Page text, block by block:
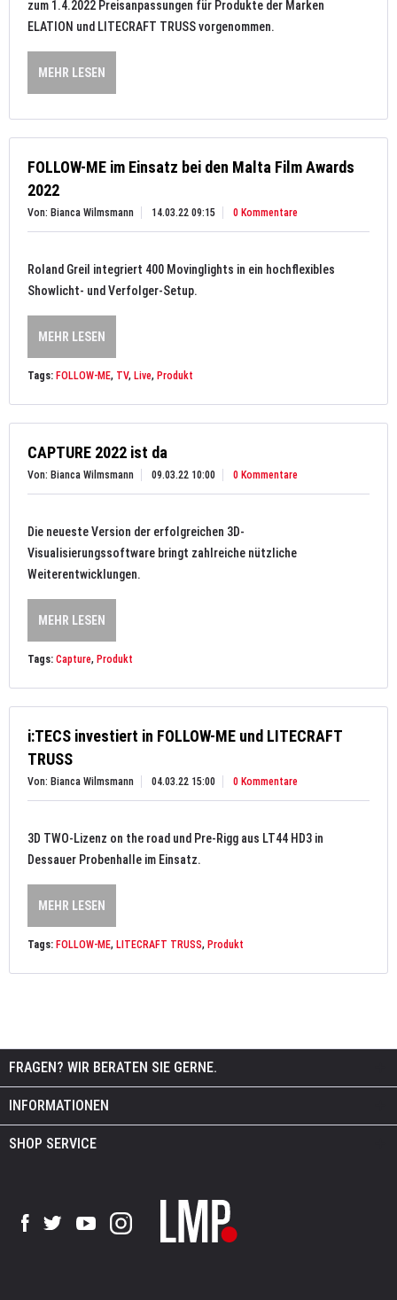
zum 1.4.2022 Preisanpassungen für Produkte der Marken
ELATION und LITECRAFT TRUSS vorgenommen.
MEHR LESEN
FOLLOW-ME im Einsatz bei den Malta Film Awards
2022
Von: Bianca Wilmsmann 14.03.22 09:15 0 Kommentare
Roland Greil integriert 400 Movinglights in ein hochflexibles
Showlicht- und Verfolger-Setup.
MEHR LESEN
Tags: FOLLOW-ME, TV, Live, Produkt
CAPTURE 2022 ist da
Von: Bianca Wilmsmann 09.03.22 10:00 0 Kommentare
Die neueste Version der erfolgreichen 3D-
Visualisierungssoftware bringt zahlreiche nützliche
Weiterentwicklungen.
MEHR LESEN
Tags: Capture, Produkt
i:TECS investiert in FOLLOW-ME und LITECRAFT
TRUSS
Von: Bianca Wilmsmann 04.03.22 15:00 0 Kommentare
3D TWO-Lizenz on the road und Pre-Rigg aus LT44 HD3 in
Dessauer Probenhalle im Einsatz.
MEHR LESEN
Tags: FOLLOW-ME, LITECRAFT TRUSS, Produkt
FRAGEN? WIR BERATEN SIE GERNE.
INFORMATIONEN
SHOP SERVICE